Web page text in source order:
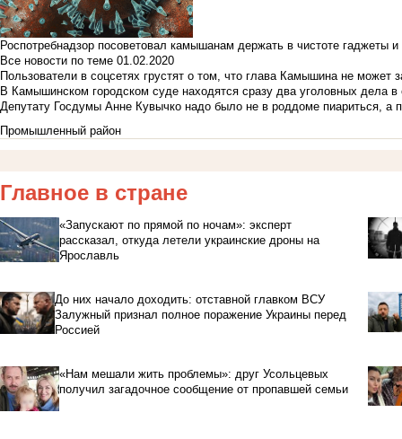
Роспотребнадзор посоветовал камышанам держать в чистоте гаджеты
Все новости по теме 01.02.2020
Пользователи в соцсетях грустят о том, что глава Камышина не может
В Камышинском городском суде находятся сразу два уголовных дела
Депутату Госдумы Анне Кувычко надо было не в роддоме пиариться, а
Промышленный район
Главное в стране
«Запускают по прямой по ночам»: эксперт
рассказал, откуда летели украинские дроны на
Ярославль
До них начало доходить: отставной главком ВСУ
Залужный признал полное поражение Украины перед
Россией
«Нам мешали жить проблемы»: друг Усольцевых
получил загадочное сообщение от пропавшей семьи